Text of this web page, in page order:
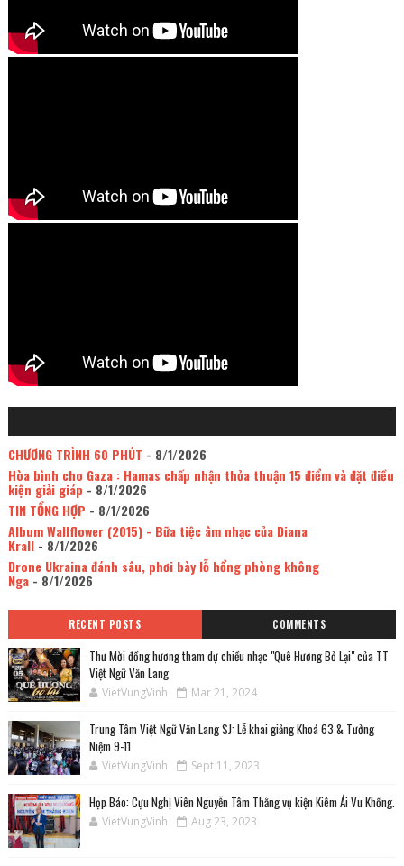
CHƯƠNG TRÌNH 60 PHÚT - 8/1/2026
Hòa bình cho Gaza : Hamas chấp nhận thỏa thuận 15 điểm và đặt điều
kiện giải giáp - 8/1/2026
TIN TỔNG HỢP - 8/1/2026
Album Wallflower (2015) - Bữa tiệc âm nhạc của Diana
Krall- 8/1/2026
Drone Ukraina đánh sâu, phơi bày lỗ hổng phòng không
Nga- 8/1/2026
RECENT POSTS COMMENTS
Thư Mời đồng hương tham dự chiều nhạc "Quê Hương Bỏ Lại" của TT
Việt Ngữ Văn Lang
VietVungVinh Mar 21, 2024
Trung Tâm Việt Ngữ Văn Lang SJ: Lễ khai giảng Khoá 63 & Tưởng
Niệm 9-11
VietVungVinh Sept 11, 2023
Họp Báo: Cựu Nghị Viên Nguyễn Tâm Thắng vụ kiện Kiêm Ái Vu Khống.
VietVungVinh Aug 23, 2023